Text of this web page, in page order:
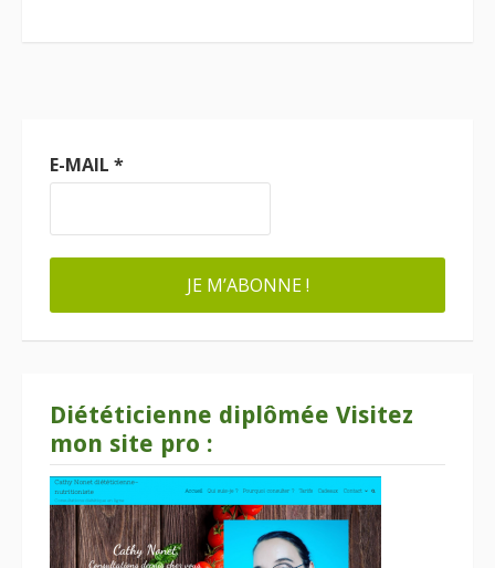
E-MAIL *
Diététicienne diplômée Visitez
mon site pro :